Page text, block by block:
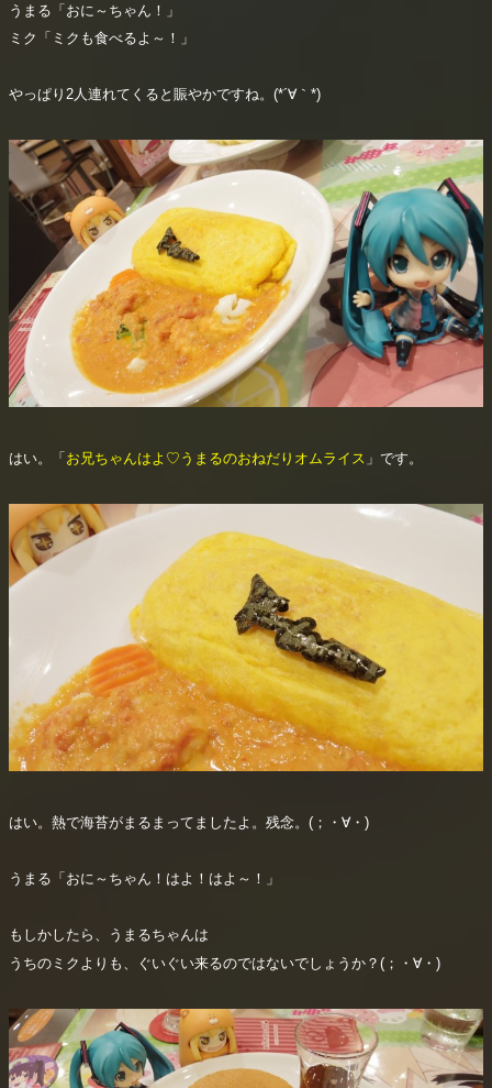
うまる「おに～ちゃん！」
ミク「ミクも食べるよ～！」
やっぱり2人連れてくると賑やかですね。(*´∀｀*)
はい。「 お兄ちゃんはよ♡うまるのおねだりオムライス 」です。
はい。熱で海苔がまるまってましたよ。残念。(；・∀・)
うまる「おに～ちゃん！はよ！はよ～！」
もしかしたら、うまるちゃんは
うちのミクよりも、ぐいぐい来るのではないでしょうか？(；・∀・)